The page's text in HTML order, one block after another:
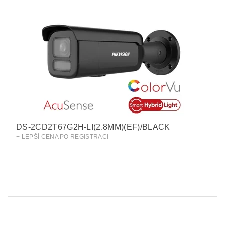
DS-2CD2T67G2H-LI(2.8MM)(EF)/BLACK
+ LEPŠÍ CENA PO REGISTRACI